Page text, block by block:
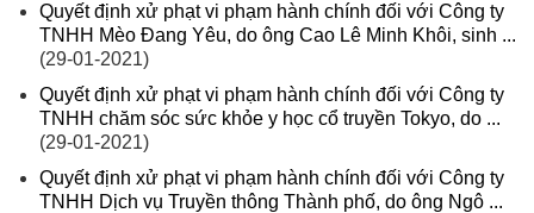
Quyết định xử phạt vi phạm hành chính đối với Công ty
TNHH Mèo Đang Yêu, do ông Cao Lê Minh Khôi, sinh ...
(29-01-2021)
Quyết định xử phạt vi phạm hành chính đối với Công ty
TNHH chăm sóc sức khỏe y học cổ truyền Tokyo, do ...
(29-01-2021)
Quyết định xử phạt vi phạm hành chính đối với Công ty
TNHH Dịch vụ Truyền thông Thành phố, do ông Ngô ...